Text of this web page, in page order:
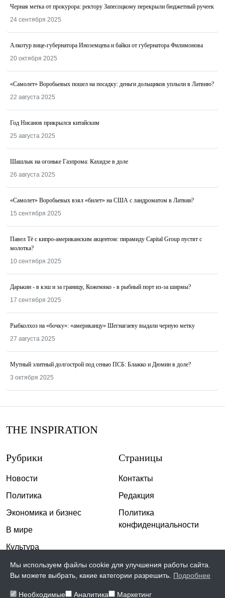
Черная метка от прокурора: ректору Запесоцкому перекрыли бюджетный ручеек
24 сентября 2025
Алкотур вице-губернатора Иноземцева и байки от губернатора Филимонова
20 октября 2025
«Самолет» Воробьевых пошел на посадку: деньги дольщиков уплыли в Латвию?
22 августа 2025
Год Нисанов прикрылся китайским
25 августа 2025
Шашлык на огоньке Газпрома: Кахидзе в доле
26 августа 2025
«Самолет» Воробьевых взял «билет» на США с ландроматом в Латвии?
15 сентября 2025
Павел Тё с кипро-американским акцентом: пирамиду Capital Group пустят с
молотка?
10 сентября 2025
Дарькин - в кэш и за границу, Кожемяко - в рыбный порт из-за ширмы?
17 сентября 2025
Рыбколхоз на «бочку»: «американцу» Шегнагаеву выдали черную метку
27 августа 2025
Мутный элитный долгострой под сенью ПСБ: Блажко и Дюмин в доле?
3 октября 2025
THE INSPIRATION
Рубрики
Новости
Политика
Экономика и бизнес
В мире
Культура
Спорт
Страницы
Контакты
Редакция
Политика
конфиденциальности
Мы используем файлы cookie для улучшения работы сайта.
Вы можете выбрать, какие категории разрешить. Подробнее
Необходимые Аналитика Маркетинг